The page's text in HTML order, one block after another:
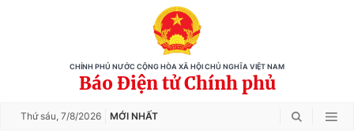
CHÍNH PHỦ NƯỚC CỘNG HÒA XÃ HỘI CHỦ NGHĨA VIỆT NAM
Báo Điện tử Chính phủ
Thứ sáu, 7/8/2026 MỚI NHẤT